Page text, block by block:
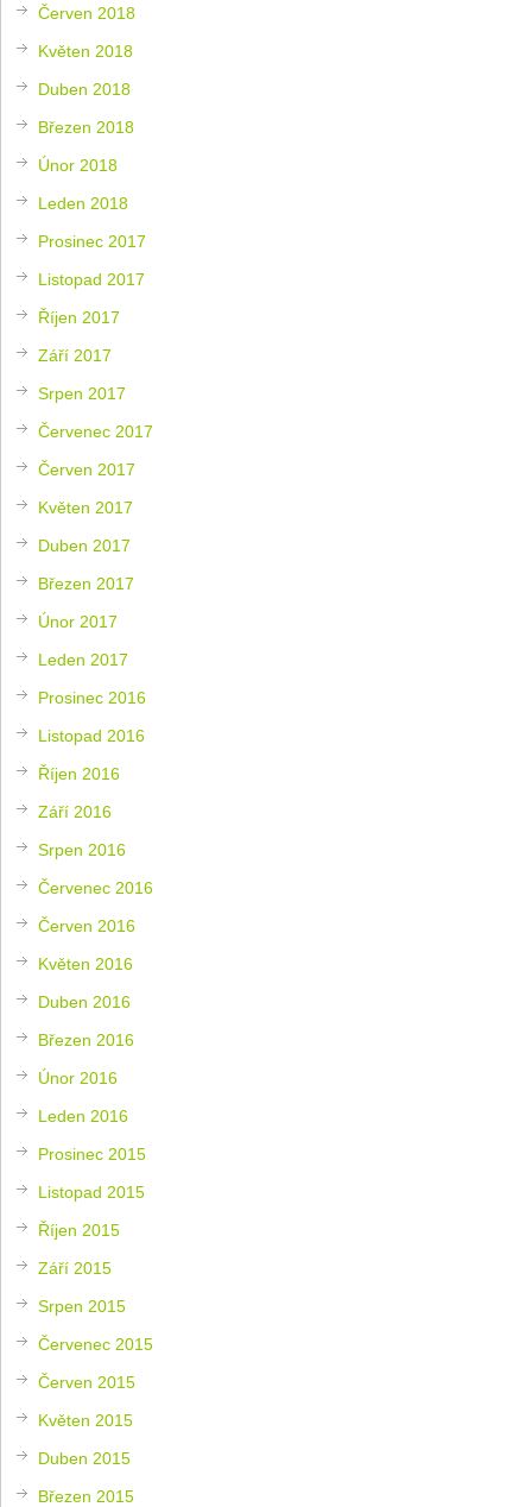
Červen 2018
Květen 2018
Duben 2018
Březen 2018
Únor 2018
Leden 2018
Prosinec 2017
Listopad 2017
Říjen 2017
Září 2017
Srpen 2017
Červenec 2017
Červen 2017
Květen 2017
Duben 2017
Březen 2017
Únor 2017
Leden 2017
Prosinec 2016
Listopad 2016
Říjen 2016
Září 2016
Srpen 2016
Červenec 2016
Červen 2016
Květen 2016
Duben 2016
Březen 2016
Únor 2016
Leden 2016
Prosinec 2015
Listopad 2015
Říjen 2015
Září 2015
Srpen 2015
Červenec 2015
Červen 2015
Květen 2015
Duben 2015
Březen 2015